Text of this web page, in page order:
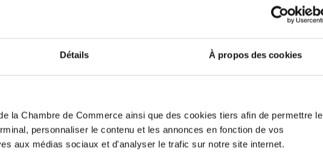
Détails À propos des cookies
la Chambre de Commerce ainsi que des cookies tiers afin de permettre le
personnaliser le contenu et les annonces en fonction de vos
aux médias sociaux et d'analyser le trafic sur notre site internet.
parfaite pour découvrir le golf.
complet et